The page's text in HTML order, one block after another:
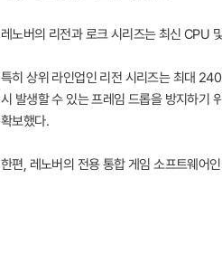
레노버의 리전과 로크 시리즈는 최신 CPU
특히 상위 라인업인 리전 시리즈는 최대
시 발생할 수 있는 프레임 드롭을 방지하기
확보했다.
한편, 레노버의 전용 통합 게임 소프트웨어